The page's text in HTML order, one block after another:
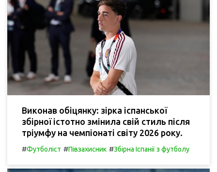
Виконав обіцянку: зірка іспанської
збірної істотно змінила свій стиль після
тріумфу на чемпіонаті світу 2026 року.
#Футболіст #Півзахисник #Збірна Іспанії з футболу